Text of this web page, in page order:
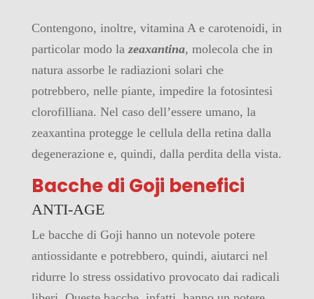
Contengono, inoltre, vitamina A e carotenoidi, in
particolar modo la zeaxantina, molecola che in
natura assorbe le radiazioni solari che
potrebbero, nelle piante, impedire la fotosintesi
clorofilliana. Nel caso dell’essere umano, la
zeaxantina protegge le cellula della retina dalla
degenerazione e, quindi, dalla perdita della vista.
Bacche di Goji benefici
ANTI-AGE
Le bacche di Goji hanno un notevole potere
antiossidante e potrebbero, quindi, aiutarci nel
ridurre lo stress ossidativo provocato dai radicali